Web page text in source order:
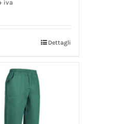
iva
Dettagli